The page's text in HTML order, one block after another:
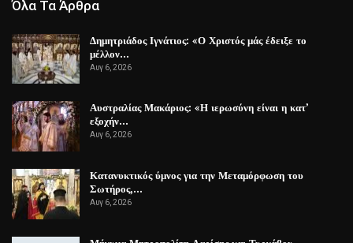
Όλα Τα Άρθρα
Δημητριάδος Ιγνάτιος: «Ο Χριστός μάς έδειξε το
μέλλον…
Αυγ 6, 2026
Αυστραλίας Μακάριος: «Η ιερωσύνη είναι η κατ’
εξοχήν…
Αυγ 6, 2026
Κατανυκτικός ύμνος για την Μεταμόρφωση του
Σωτήρος,…
Αυγ 6, 2026